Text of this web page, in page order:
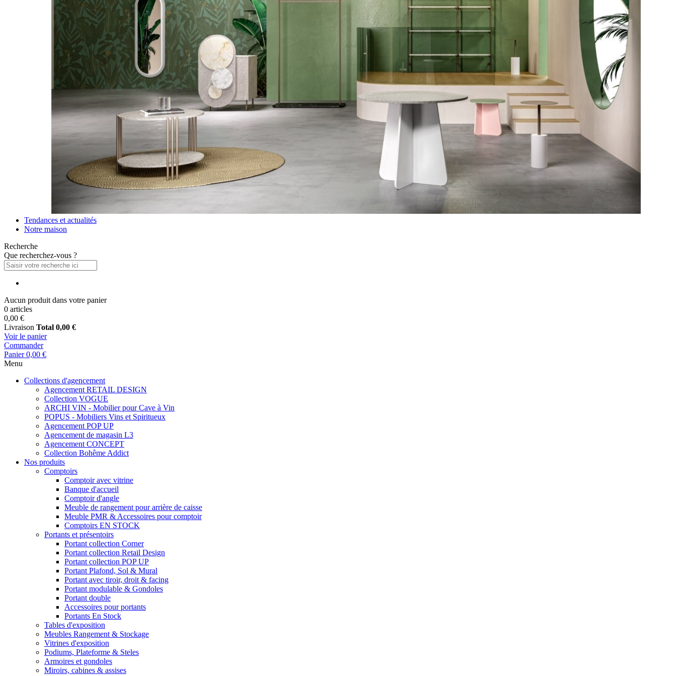
Tendances et actualités
Notre maison
Recherche
Que recherchez-vous ?
Aucun produit dans votre panier
0 articles
0,00 €
Livraison Total 0,00 €
Voir le panier
Commander
Panier 0,00 €
Menu
Collections d'agencement
Agencement RETAIL DESIGN
Collection VOGUE
ARCHI VIN - Mobilier pour Cave à Vin
POPUS - Mobiliers Vins et Spiritueux
Agencement POP UP
Agencement de magasin L3
Agencement CONCEPT
Collection Bohême Addict
Nos produits
Comptoirs
Comptoir avec vitrine
Banque d'accueil
Comptoir d'angle
Meuble de rangement pour arrière de caisse
Meuble PMR & Accessoires pour comptoir
Comptoirs EN STOCK
Portants et présentoirs
Portant collection Corner
Portant collection Retail Design
Portant collection POP UP
Portant Plafond, Sol & Mural
Portant avec tiroir, droit & facing
Portant modulable & Gondoles
Portant double
Accessoires pour portants
Portants En Stock
Tables d'exposition
Meubles Rangement & Stockage
Vitrines d'exposition
Podiums, Plateforme & Steles
Armoires et gondoles
Miroirs, cabines & assises